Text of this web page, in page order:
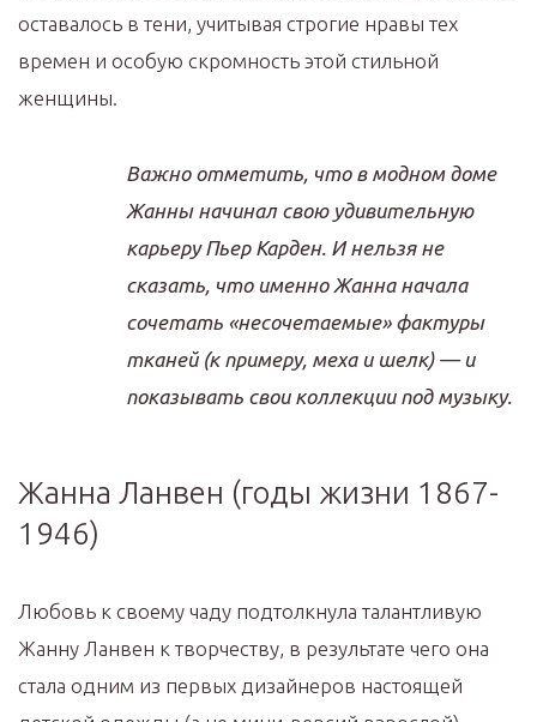
оставалось в тени, учитывая строгие нравы тех
времен и особую скромность этой стильной
женщины.
Важно отметить, что в модном доме
Жанны начинал свою удивительную
карьеру Пьер Карден. И нельзя не
сказать, что именно Жанна начала
сочетать «несочетаемые» фактуры
тканей (к примеру, меха и шелк) — и
показывать свои коллекции под музыку.
Жанна Ланвен (годы жизни 1867-
1946)
Любовь к своему чаду подтолкнула талантливую
Жанну Ланвен к творчеству, в результате чего она
стала одним из первых дизайнеров настоящей